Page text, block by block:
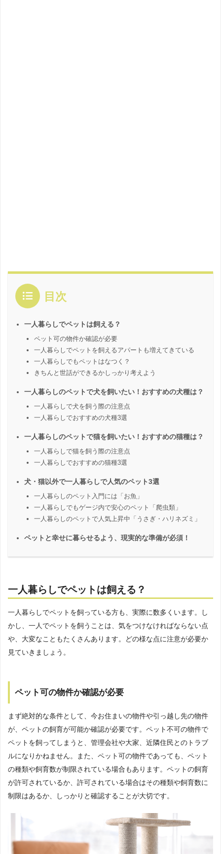
目次
一人暮らしでペットは飼える？
ペット可の物件か確認が必要
一人暮らしでペットを飼えるアパートも増えてきている
一人暮らしでもペットはなつく？
きちんと世話ができるかしっかり考えよう
一人暮らしのペットで犬を飼いたい！おすすめの犬種は？
一人暮らしで犬を飼う際の注意点
一人暮らしでおすすめの犬種3選
一人暮らしのペットで猫を飼いたい！おすすめの猫種は？
一人暮らしで猫を飼う際の注意点
一人暮らしでおすすめの猫種3選
犬・猫以外で一人暮らしで人気のペット3選
一人暮らしのペット入門には「お魚」
一人暮らしでもゲージ内で安心のペット「爬虫類」
一人暮らしのペットで人気上昇中「うさぎ・ハリネズミ」
ペットと幸せに暮らせるよう、現実的な準備が必須！
一人暮らしでペットは飼える？
一人暮らしでペットを飼っている方も、実際に数多くいます。し
かし、一人でペットを飼うことは、気をつけなければならない点
や、大変なこともたくさんあります。どの様な点に注意が必要か
見ていきましょう。
ペット可の物件か確認が必要
まず絶対的な条件として、今お住まいの物件や引っ越し先の物件
が、ペットの飼育が可能か確認が必要です。ペット不可の物件で
ペットを飼ってしまうと、管理会社や大家、近隣住民とのトラブ
ルになりかねません。また、ペット可の物件であっても、ペット
の種類や飼育数が制限されている場合もあります。ペットの飼育
が許可されているか、許可されている場合はその種類や飼育数に
制限はあるか、しっかりと確認することが大切です。